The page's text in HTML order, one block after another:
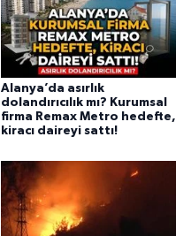
Alanya’da asırlık
dolandırıcılık mı? Kurumsal
firma Remax Metro hedefte,
kiracı daireyi sattı!